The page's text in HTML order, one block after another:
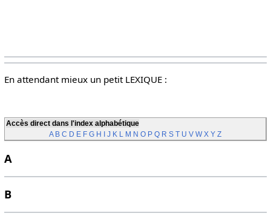
En attendant mieux un petit LEXIQUE :
Accès direct dans l'index alphabétique
A B C D E F G H J K L M N O P Q R S T U V W X Y Z
A
B